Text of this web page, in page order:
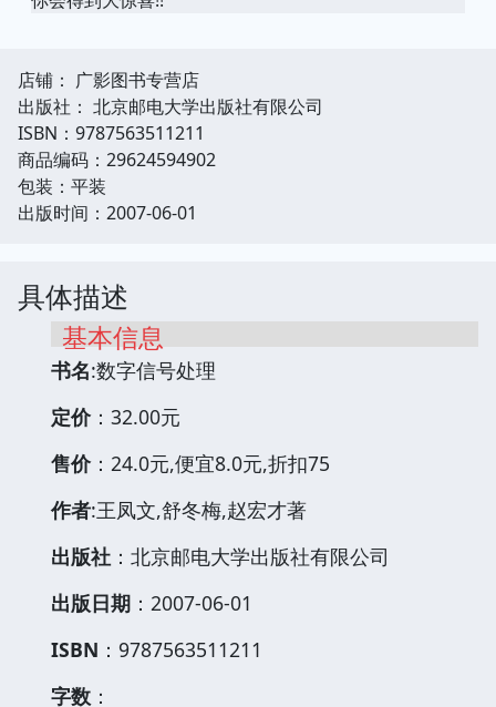
店铺： 广影图书专营店
出版社： 北京邮电大学出版社有限公司
ISBN：9787563511211
商品编码：29624594902
包装：平装
出版时间：2007-06-01
具体描述
基本信息
书名:数字信号处理
定价：32.00元
售价：24.0元,便宜8.0元,折扣75
作者:王凤文,舒冬梅,赵宏才著
出版社 ：北京邮电大学出版社有限公司
出版日期 ：2007-06-01
ISBN ：9787563511211
字数 ：